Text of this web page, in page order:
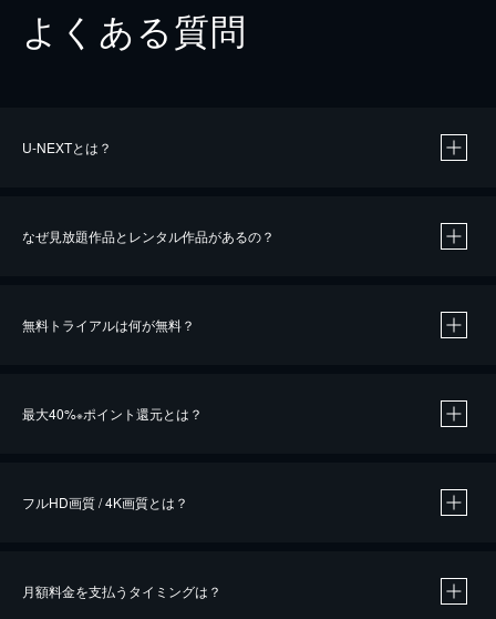
よくある質問
U-NEXTとは？
なぜ見放題作品とレンタル作品があるの？
無料トライアルは何が無料？
最大40%※ポイント還元とは？
※40％ポイント還元の対象は、クレジットカード決済による作品の購入 / レンタルです。
iOSアプリのUコイン決済による作品の購入 / レンタルは、20％のポイント還元です。
フルHD画質 / 4K画質とは？
月額料金を支払うタイミングは？